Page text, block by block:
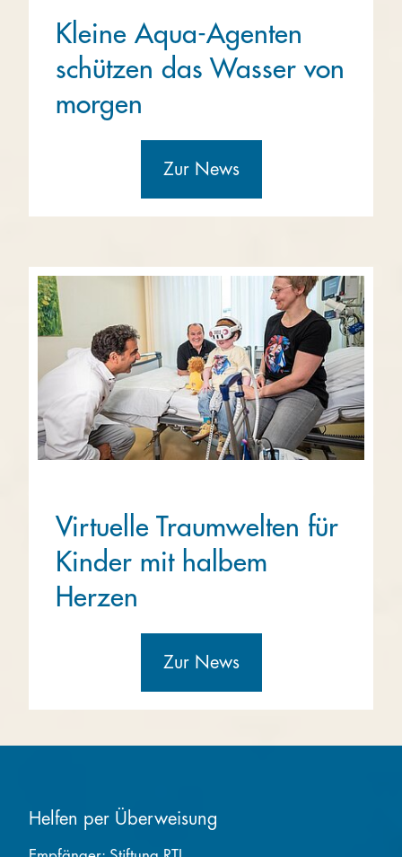
Kleine Aqua-Agenten
schützen das Wasser von
morgen
Zur News
Virtuelle Traumwelten für
Kinder mit halbem
Herzen
Zur News
Helfen per Überweisung